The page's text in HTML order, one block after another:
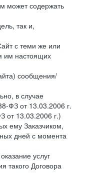
может содержать
так и,
с теми же или
им настоящих
сообщения/
в случае
ФЗ от 13.03.2006 г.
от 13.03.2006 г.)
ему Заказчиком,
дней с момента
услуг
такого Договора